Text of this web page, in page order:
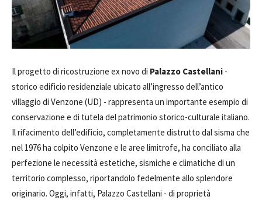
Il progetto di ricostruzione ex novo di Palazzo Castellani -
storico edificio residenziale ubicato all’ingresso dell’antico
villaggio di Venzone (UD) - rappresenta un importante esempio di
conservazione e di tutela del patrimonio storico-culturale italiano.
Il rifacimento dell’edificio, completamente distrutto dal sisma che
nel 1976 ha colpito Venzone e le aree limitrofe, ha conciliato alla
perfezione le necessità estetiche, sismiche e climatiche di un
territorio complesso, riportandolo fedelmente allo splendore
originario. Oggi, infatti, Palazzo Castellani - di proprietà